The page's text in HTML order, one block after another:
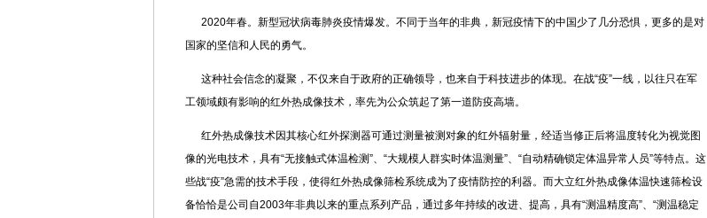
2020年春。新型冠状病毒肺炎疫情爆发。不同于当年的非典，新冠疫情下的中国少了几分恐惧，更多的是对
国家的坚信和人民的勇气。
这种社会信念的凝聚，不仅来自于政府的正确领导，也来自于科技进步的体现。在战“疫”一线，以往只在军
工领域颇有影响的红外热成像技术，率先为公众筑起了第一道防疫高墙。
红外热成像技术因其核心红外探测器可通过测量被测对象的红外辐射量，经适当修正后将温度转化为视觉图
像的光电技术，具有“无接触式体温检测”、“大规模人群实时体温测量”、“自动精确锁定体温异常人员”等特点。这
些战“疫”急需的技术手段，使得红外热成像筛检系统成为了疫情防控的利器。而大立红外热成像体温快速筛检设
备恰恰是公司自2003年非典以来的重点系列产品，通过多年持续的改进、提高，具有“测温精度高”、“测温稳定